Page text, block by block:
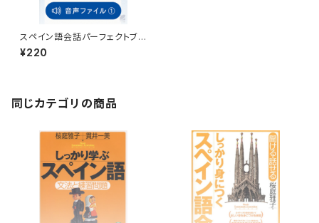
スペイン語会話パーフェクトブッ
ク 付属音声1
¥220
同じカテゴリの商品